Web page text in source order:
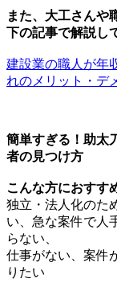
また、大工さんや
下の記事で解説し
建設業の職人が年
れのメリット・デ
簡単すぎる！助太
者の見つけ方
こんな方におすす
独立・法人化のた
い、急な案件で人
らない、
仕事がない、案件
りたい